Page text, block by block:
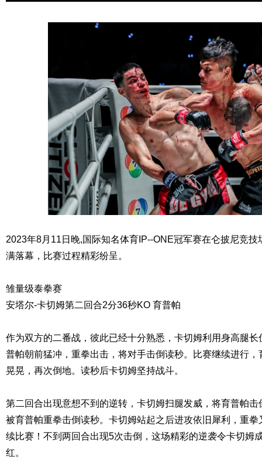
2023年8月11日晚,国际知名体育IP--ONE冠军赛在仑披尼竞技
满落幕，比赛过程精彩纷呈。
雏量级泰拳赛
安塔尔-卡切姆第二回合2分36秒KO 育普帕
作为双方的二番战，彼此已经十分熟悉，卡切姆利用身高腿
普帕朝前猛冲，重拳出击，将对手击倒读秒。比赛继续进行
晃晃，再次倒地。读秒后卡切姆坚持战斗。
第二回合出现意想不到的逆转，卡切姆扫腿发威，将育普帕
被育普帕重拳击倒读秒。卡切姆站起之后进攻依旧犀利，重
续比赛！不到两回合出现5次击倒，这场精彩的逆袭令卡切姆
红。